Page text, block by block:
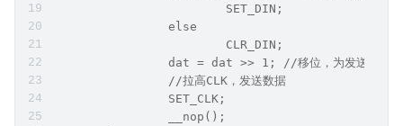
			SET_DIN;
		else
			CLR_DIN;
dat = dat >> 1; //移位，为发送下一
		__nop();